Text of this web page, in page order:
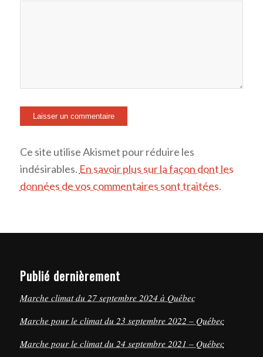
Ce site utilise Akismet pour réduire les
indésirables. En savoir plus sur la façon dont les
données de vos commentaires sont traitées.
Publié dernièrement
Marche climat du 27 septembre 2024 à Québec
Marche pour le climat du 23 septembre 2022 – Québec
Marche pour le climat du 24 septembre 2021 – Québec